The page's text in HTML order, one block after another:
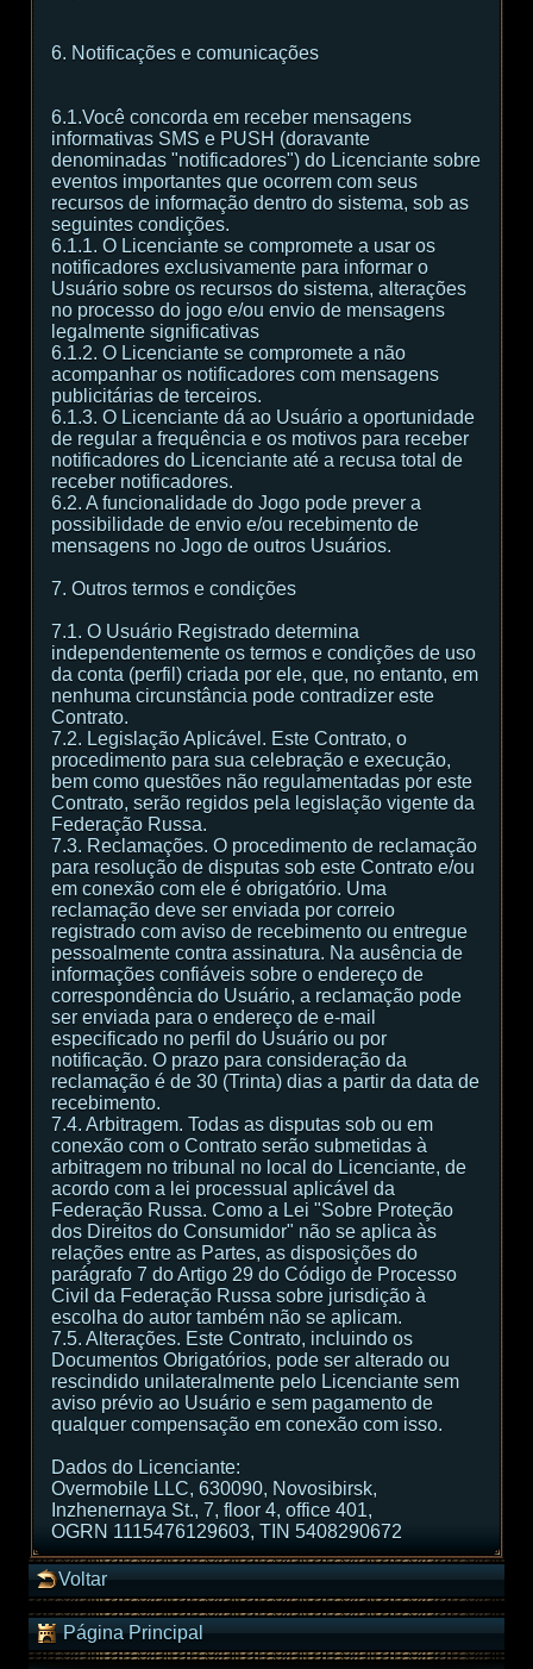
6. Notificações e comunicações
6.1.Você concorda em receber mensagens
informativas SMS e PUSH (doravante
denominadas "notificadores") do Licenciante sobre
eventos importantes que ocorrem com seus
recursos de informação dentro do sistema, sob as
seguintes condições.
6.1.1. O Licenciante se compromete a usar os
notificadores exclusivamente para informar o
Usuário sobre os recursos do sistema, alterações
no processo do jogo e/ou envio de mensagens
legalmente significativas
6.1.2. O Licenciante se compromete a não
acompanhar os notificadores com mensagens
publicitárias de terceiros.
6.1.3. O Licenciante dá ao Usuário a oportunidade
de regular a frequência e os motivos para receber
notificadores do Licenciante até a recusa total de
receber notificadores.
6.2. A funcionalidade do Jogo pode prever a
possibilidade de envio e/ou recebimento de
mensagens no Jogo de outros Usuários.
7. Outros termos e condições
7.1. O Usuário Registrado determina
independentemente os termos e condições de uso
da conta (perfil) criada por ele, que, no entanto, em
nenhuma circunstância pode contradizer este
Contrato.
7.2. Legislação Aplicável. Este Contrato, o
procedimento para sua celebração e execução,
bem como questões não regulamentadas por este
Contrato, serão regidos pela legislação vigente da
Federação Russa.
7.3. Reclamações. O procedimento de reclamação
para resolução de disputas sob este Contrato e/ou
em conexão com ele é obrigatório. Uma
reclamação deve ser enviada por correio
registrado com aviso de recebimento ou entregue
pessoalmente contra assinatura. Na ausência de
informações confiáveis sobre o endereço de
correspondência do Usuário, a reclamação pode
ser enviada para o endereço de e-mail
especificado no perfil do Usuário ou por
notificação. O prazo para consideração da
reclamação é de 30 (Trinta) dias a partir da data de
recebimento.
7.4. Arbitragem. Todas as disputas sob ou em
conexão com o Contrato serão submetidas à
arbitragem no tribunal no local do Licenciante, de
acordo com a lei processual aplicável da
Federação Russa. Como a Lei "Sobre Proteção
dos Direitos do Consumidor" não se aplica às
relações entre as Partes, as disposições do
parágrafo 7 do Artigo 29 do Código de Processo
Civil da Federação Russa sobre jurisdição à
escolha do autor também não se aplicam.
7.5. Alterações. Este Contrato, incluindo os
Documentos Obrigatórios, pode ser alterado ou
rescindido unilateralmente pelo Licenciante sem
aviso prévio ao Usuário e sem pagamento de
qualquer compensação em conexão com isso.
Dados do Licenciante:
Overmobile LLC, 630090, Novosibirsk,
Inzhenernaya St., 7, floor 4, office 401,
OGRN 1115476129603, TIN 5408290672
Voltar
Página Principal